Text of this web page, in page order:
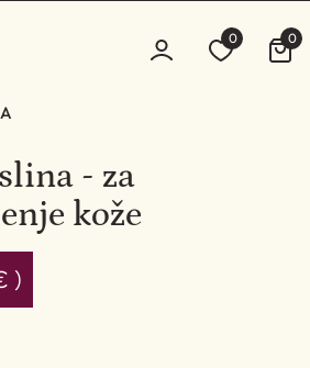
0 0
- za
kože
)